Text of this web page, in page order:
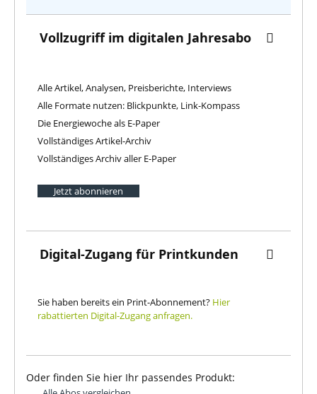
Vollzugriff im digitalen Jahresabo
Alle Artikel, Analysen, Preisberichte, Interviews
Alle Formate nutzen: Blickpunkte, Link-Kompass
Die Energiewoche als E-Paper
Vollständiges Artikel-Archiv
Vollständiges Archiv aller E-Paper
Jetzt abonnieren
Digital-Zugang für Printkunden
Sie haben bereits ein Print-Abonnement? Hier
rabattierten Digital-Zugang anfragen.
Oder finden Sie hier Ihr passendes Produkt: